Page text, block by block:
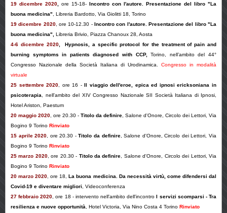
19 dicembre 2020 ore 15-18- Incontro con l'autore. Presentazione del libro "La
buona medicina"
Libreria Bardotto, Via Giolitti 18, Torino
19 dicembre 2020, ore 10-12.30 -Incontro con l'autore. Presentazione del libro "La
buona medicina", Libreria Brivio, Piazza Chanoux 28, Aosta
4-6 dicembre 2020,
Hypnosis, a specific protocol for the treatment of pain and
burning symptoms in patients diagnosed with CCP,
Torino, nell’ambito del44°
Congresso Nazionale della Società Italiana di Urodinamica. Congresso in modalità
virtuale
25 settembre 2020 , ore 16 -Il viaggio dell'eroe, epica ed ipnosi ericksoniana in
psicoterapia , nell'ambito del XIV Congresso Nazionale SII Società Italiana di Ipnosi,
Hotel Ariston, Paestum
20 maggio 2020 , ore 20.30 - Titolo da definire , Salone d'Onore, Circolo dei Lettori, Via
Bogino 9 Torino Rinviato
15 aprile 2020 , ore 20.30 -Titolo da definire, Salone d'Onore, Circolo dei Lettori, Via
Bogino 9 Torino Rinviato
25 marzo 2020, ore 20.30 - Titolo da definire , Salone d'Onore, Circolo dei Lettori, Via
Bogino 9 Torino Rinviato
20 marzo 2020 , ore 18,La buona medicina. Da necessità virtù, come difendersi dal
Covid-19 e diventare migliori , Videoconferenza
27 febbraio 2020 , ore 18 - intervento nell'ambito dell'incontroI servizi scomparsi - Tra
resilienza e nuove opportunità , Hotel Victoria, Via Nino Costa 4 Torino Rinviato